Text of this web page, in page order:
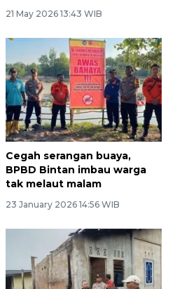
21 May 2026 13:43 WIB
Cegah serangan buaya,
BPBD Bintan imbau warga
tak melaut malam
23 January 2026 14:56 WIB